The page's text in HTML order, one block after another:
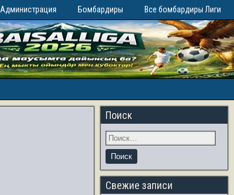
Администрация Бомбардиры Все бомбардиры Лиги
Поиск
Свежие записи